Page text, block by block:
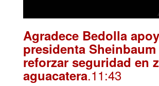
Agradece Bedolla
presidenta
reforzar seguridad en
aguacatera.11:43